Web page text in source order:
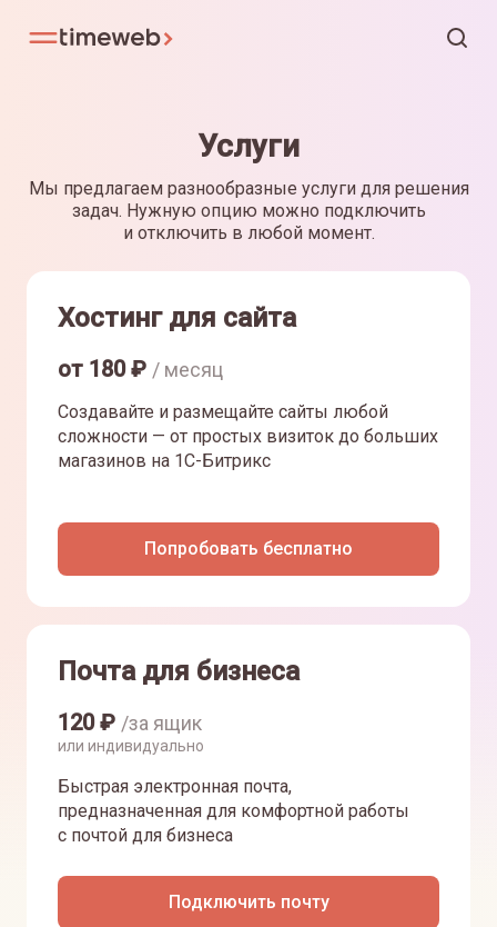
Услуги
Мы предлагаем разнообразные услуги для решения
задач. Нужную опцию можно подключить
и отключить в любой момент.
Хостинг для сайта
от 180₽ / месяц
Создавайте и размещайте сайты любой
сложности — от простых визиток до больших
магазинов на 1С-Битрикс
Попробовать бесплатно
Почта для бизнеса
120₽ /за ящик
или индивидуально
Быстрая электронная почта,
предназначенная для комфортной работы
с почтой для бизнеса
Подключить почту